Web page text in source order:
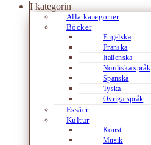
I kategorin
Alla kategorier
Böcker
Engelska
Franska
Italienska
Nordiska språk
Spanska
Tyska
Övriga språk
Essäer
Kultur
Konst
Musik